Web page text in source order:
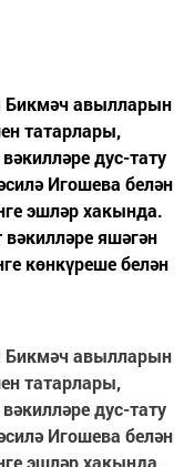
Бикмәч авылларын
татарлары,
дус-тату
Игошева белән
эшләр хакында.
яшәгән
көнкүреше белән
Бикмәч авылларын
татарлары,
дус-тату
Игошева белән
эшләр хакында.